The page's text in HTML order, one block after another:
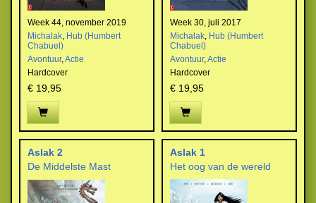
Week 44, november 2019
Michalak, Hub (Humbert
Chabuel)
Avontuur,Actie
Hardcover
€ 19,95
Week 30, juli 2017
Michalak, Hub (Humbert
Chabuel)
Avontuur,Actie
Hardcover
€ 19,95
Aslak 2
De Middelste Mast
Aslak 1
Het oog van de wereld